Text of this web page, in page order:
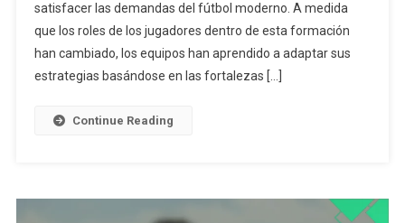
Evolución
De
Roles,
satisfacer las demandas del fútbol moderno. A medida
que los roles de los jugadores dentro de esta formación
han cambiado, los equipos han aprendido a adaptar sus
estrategias basándose en las fortalezas […]
Continue Reading